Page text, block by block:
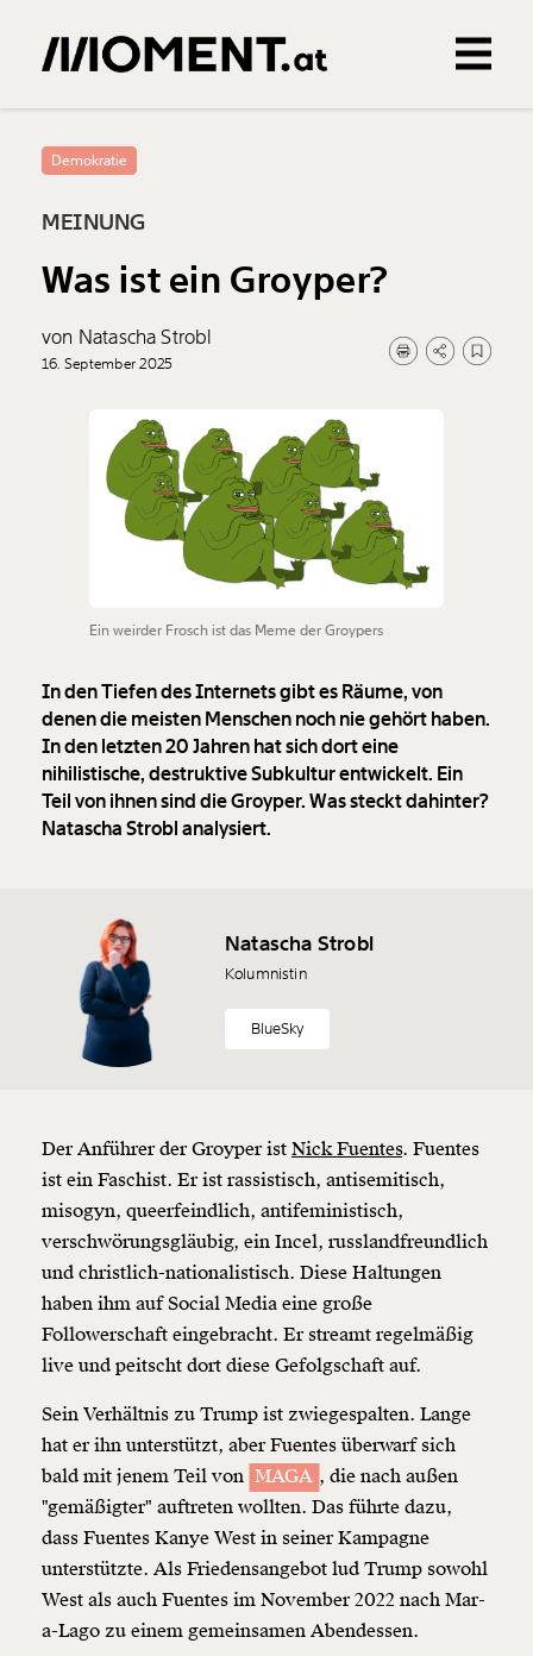
0Treffer
Demokratie
MEINUNG
Was ist ein Groyper?
von Natascha Strobl
16. September 2025
Ein weirder Frosch ist das Meme der Groypers
In den Tiefen des Internets gibt es Räume, von
denen die meisten Menschen noch nie gehört haben.
In den letzten 20 Jahren hat sich dort eine
nihilistische, destruktive Subkultur entwickelt. Ein
Teil von ihnen sind die Groyper. Was steckt dahinter?
Natascha Strobl analysiert.
Natascha Strobl
Kolumnistin
BlueSky
Der Anführer der Groyper ist Nick Fuentes. Fuentes
ist ein Faschist. Er ist rassistisch, antisemitisch,
misogyn, queerfeindlich, antifeministisch,
verschwörungsgläubig, ein Incel, russlandfreundlich
und christlich-nationalistisch. Diese Haltungen
haben ihm auf Social Media eine große
Followerschaft eingebracht. Er streamt regelmäßig
live und peitscht dort diese Gefolgschaft auf.
Sein Verhältnis zu Trump ist zwiegespalten. Lange
hat er ihn unterstützt, aber Fuentes überwarf sich
bald mit jenem Teil von MAGA , die nach außen
"gemäßigter" auftreten wollten. Das führte dazu,
dass Fuentes Kanye West in seiner Kampagne
unterstützte. Als Friedensangebot lud Trump sowohl
West als auch Fuentes im November 2022 nach Mar-
a-Lago zu einem gemeinsamen Abendessen.